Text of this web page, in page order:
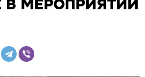
В МЕРОПРИЯТИИ